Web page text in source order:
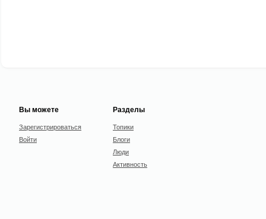
Вы можете
Зарегистрироваться
Войти
Разделы
Топики
Блоги
Люди
Активность